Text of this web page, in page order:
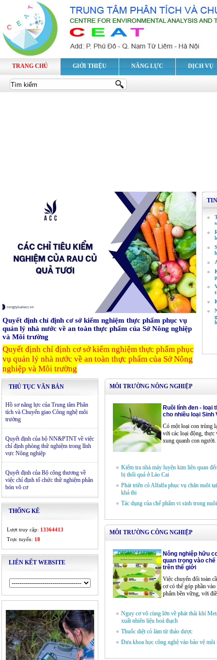
TRANG CHỦ GIỚI THIỆU NĂNG LỰC DỊCH VỤ
Quyết định chỉ định cơ sở kiểm nghiệm thực phẩm phục vụ
quản lý nhà nước về an toàn thực phẩm của Sở Nông nghiệp
và Môi trường
Quyết định chỉ định cơ sở kiểm nghiệm thực phẩm phục
vụ quản lý nhà nước về an toàn thực phẩm của Sở Nông
nghiệp và Môi trường
THỦ TỤC VĂN BẢN
Hồ sơ năng lực của Trung tâm Phân
tích và Chuyển giao Công nghệ môi
trường
Quyết định của bộ NN&PTNT về việc
chỉ định phòng thử nghiệm trong lĩnh
vực Nông nghiệp
Quyết định của Bộ công thương về
việc chỉ định tổ chức thử nghiệm phân
bón vô cơ
THỐNG KÊ
Lượt truy cập: 13364413
Trực tuyến: 18
LIÊN KẾT WEBSITE
MÔI TRƯỜNG NÔNG NGHIỆP
Ruồi lính đen - loại
cho nhiều loại Sinh
Có một loại con trùng
với các loại động, thực
xung quanh con
Kiểm tra nhà máy luyện kim liên quan
bị thối quả ở Lào Cai
Phát triển cỏ Alfalfa phục vụ chăn nuôi
khả thi
Tác dụng của chế phẩm vi sinh trong
MÔI TRƯỜNG CÔNG NGHIỆP
Nông nghiệp hữu
quan trọng vào
trên thế giới
Việc chuyển đổi toàn
cơ có thể góp phần
phẩm bền vững, với
Nguy cơ vô cùng lớn về phát thải khí
xuất nhiên liệu hoá thạch
Thuốc diệt cỏ làm từ thảo dược
Đưa khoa học công nghệ vào bảo vệ môi